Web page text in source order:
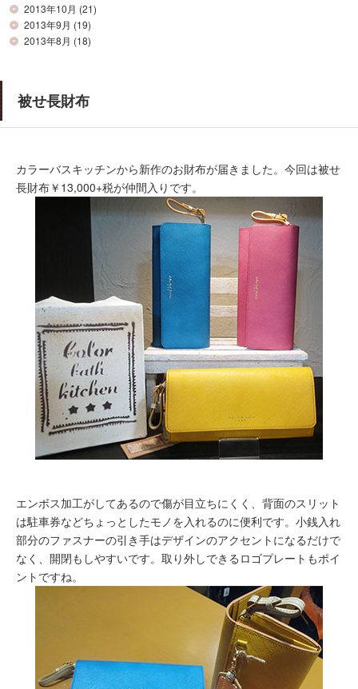
2013年10月 (21)
2013年9月 (19)
2013年8月 (18)
被せ長財布
カラーバスキッチンから新作のお財布が届きました。今回は被せ
長財布￥13,000+税が仲間入りです。
エンボス加工がしてあるので傷が目立ちにくく、背面のスリット
は駐車券などちょっとしたモノを入れるのに便利です。小銭入れ
部分のファスナーの引き手はデザインのアクセントになるだけで
なく、開閉もしやすいです。取り外しできるロゴプレートもポイ
ントですね。